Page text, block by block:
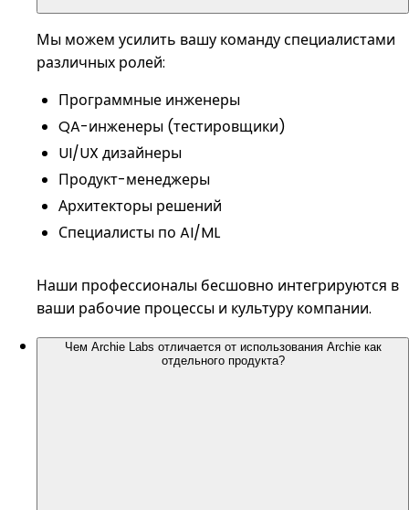
Мы можем усилить вашу команду специалистами
различных ролей:
Программные инженеры
QA-инженеры (тестировщики)
UI/UX дизайнеры
Продукт-менеджеры
Архитекторы решений
Специалисты по AI/ML
Наши профессионалы бесшовно интегрируются в
ваши рабочие процессы и культуру компании.
Чем Archie Labs отличается от использования Archie как
отдельного продукта?